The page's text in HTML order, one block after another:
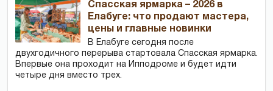
Спасская ярмарка – 2026 в
Елабуге: что продают мастера,
цены и главные новинки
В Елабуге сегодня после
двухгодичного перерыва стартовала Спасская ярмарка.
Впервые она проходит на Ипподроме и будет идти
четыре дня вместо трех.